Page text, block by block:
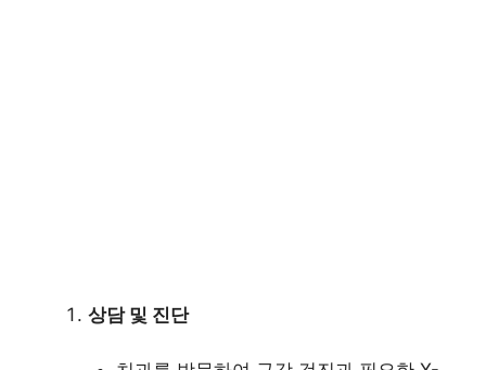
상담 및 진단